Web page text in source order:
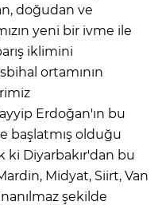
doğudan ve
yeni bir ivme ile
iklimini
ortamının
Erdoğan'ın bu
başlatmış olduğu
ki Diyarbakır'dan bu
Midyat, Siirt, Van
şekilde